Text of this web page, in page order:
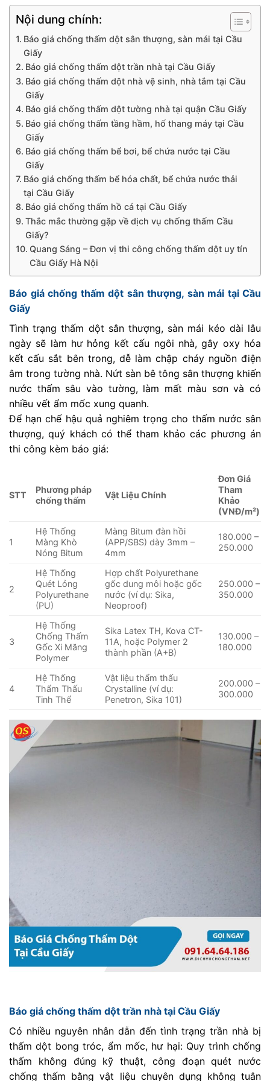
Nội dung chính:
Báo giá chống thấm dột sân thượng, sàn mái tại Cầu
Giấy
Báo giá chống thấm dột trần nhà tại Cầu Giấy
Báo giá chống thấm dột nhà vệ sinh, nhà tắm tại Cầu
Giấy
Báo giá chống thấm dột tường nhà tại quận Cầu Giấy
Báo giá chống thấm tầng hầm, hố thang máy tại Cầu
Giấy
Báo giá chống thấm bể bơi, bể chứa nước tại Cầu
Giấy
Báo giá chống thấm bể hóa chất, bể chứa nước thải
tại Cầu Giấy
Báo giá chống thấm hồ cá tại Cầu Giấy
Thắc mắc thường gặp về dịch vụ chống thấm Cầu
Giấy?
Quang Sáng – Đơn vị thi công chống thấm dột uy tín
Cầu Giấy Hà Nội
Báo giá chống thấm dột sân thượng, sàn mái tại Cầu
Giấy
Tình trạng thấm dột sân thượng, sàn mái kéo dài lâu
ngày sẽ làm hư hỏng kết cấu ngôi nhà, gây oxy hóa
kết cấu sắt bên trong, dễ làm chập cháy nguồn điện
âm trong tường nhà. Nứt sàn bê tông sân thượng khiến
nước thấm sâu vào tường, làm mất màu sơn và có
nhiều vết ẩm mốc xung quanh.
Để hạn chế hậu quả nghiêm trọng cho thấm nước sân
thượng, quý khách có thể tham khảo các phương án
thi công kèm báo giá:
STT
Phương pháp
chống thấm
Vật Liệu Chính
Đơn Giá
Tham
Khảo
(VNĐ/m²)
1
Hệ Thống
Màng Khò
Nóng Bitum
Màng Bitum đàn hồi
(APP/SBS) dày 3mm –
4mm
180.000 –
250.000
2
Hệ Thống
Quét Lỏng
Polyurethane
(PU)
Hợp chất Polyurethane
gốc dung môi hoặc gốc
nước (ví dụ: Sika,
Neoproof)
250.000 –
350.000
3
Hệ Thống
Chống Thấm
Gốc Xi Măng
Polymer
Sika Latex TH, Kova CT-
11A, hoặc Polymer 2
thành phần (A+B)
130.000 –
180.000
4
Hệ Thống
Thẩm Thấu
Tinh Thể
Vật liệu thẩm thấu
Crystalline (ví dụ:
Penetron, Sika 101)
200.000 –
300.000
Báo giá chống thấm dột trần nhà tại Cầu Giấy
Có nhiều nguyên nhân dẫn đến tình trạng trần nhà bị
thấm dột bong tróc, ẩm mốc, hư hại: Quy trình chống
thấm không đúng kỹ thuật, công đoạn quét nước
chống thấm bằng vật liệu chuyên dụng không tuân